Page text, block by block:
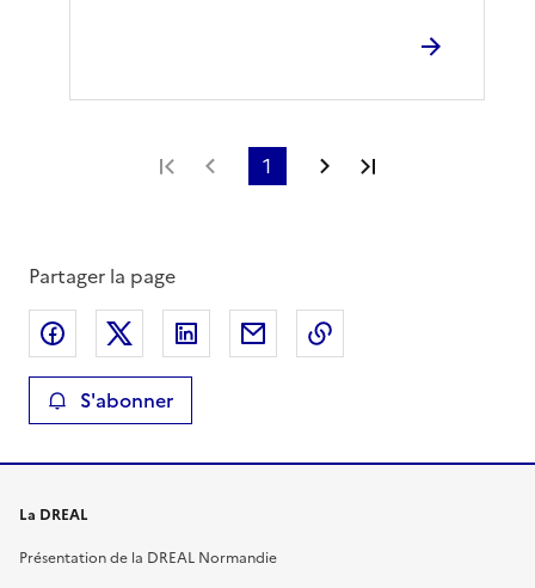
Première page
Page précédente
1 Page suivante
Partager la page
Partager sur Facebook
Partager sur XPartager sur LinkedIn
Partager par email
S'abonner
La DREAL
Présentation de la DREAL Normandie